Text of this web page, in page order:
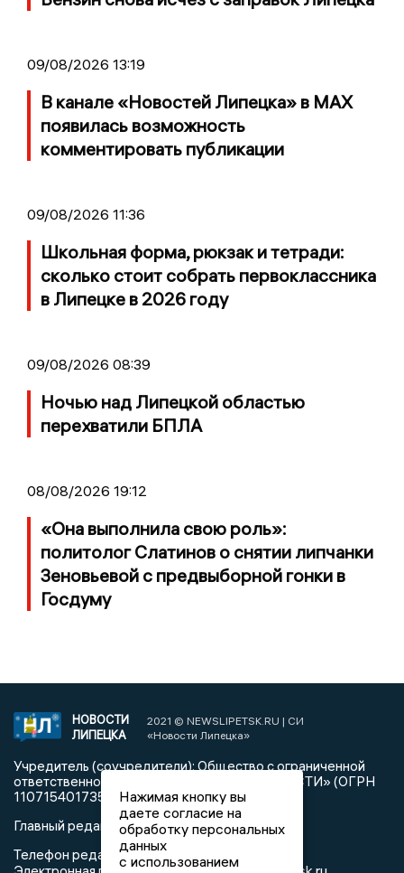
09/08/2026 13:19
В канале «Новостей Липецка» в MAX
появилась возможность
комментировать публикации
09/08/2026 11:36
Школьная форма, рюкзак и тетради:
сколько стоит собрать первоклассника
в Липецке в 2026 году
09/08/2026 08:39
Ночью над Липецкой областью
перехватили БПЛА
08/08/2026 19:12
«Она выполнила свою роль»:
политолог Слатинов о снятии липчанки
Зеновьевой с предвыборной гонки в
Госдуму
НОВОСТИ
ЛИПЕЦКА
2021 © NEWSLIPETSK.RU | СИ
«Новости Липецка»
Учредитель (соучредители): Общество с ограниченной
ответственностью «РЕГИОНАЛЬНЫЕ НОВОСТИ» (ОГРН
1107154017354)
Главный редактор: Герцог Е.Г.
Телефон редакции: +7 903 699 9427
Нажимая кнопку вы
даете согласие на
обработку персональных
данных
с использованием